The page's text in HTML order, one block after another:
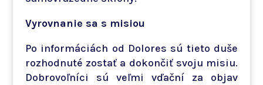
Vyrovnanie sa s misiou
Po informáciách od Dolores sú tieto duše
rozhodnuté zostať a dokončiť svoju misiu.
Dobrovoľníci sú veľmi vďační za objav